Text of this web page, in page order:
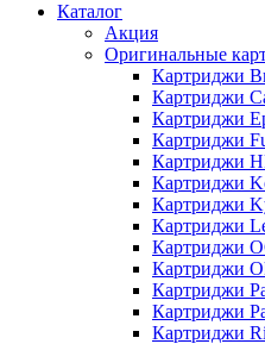
Каталог
Акция
Оригинальные
Картриджи
Картриджи
Картриджи
Картриджи
Картриджи
Картриджи
Картриджи
Картриджи
Картриджи
Картриджи
Картриджи
Картриджи
Картриджи